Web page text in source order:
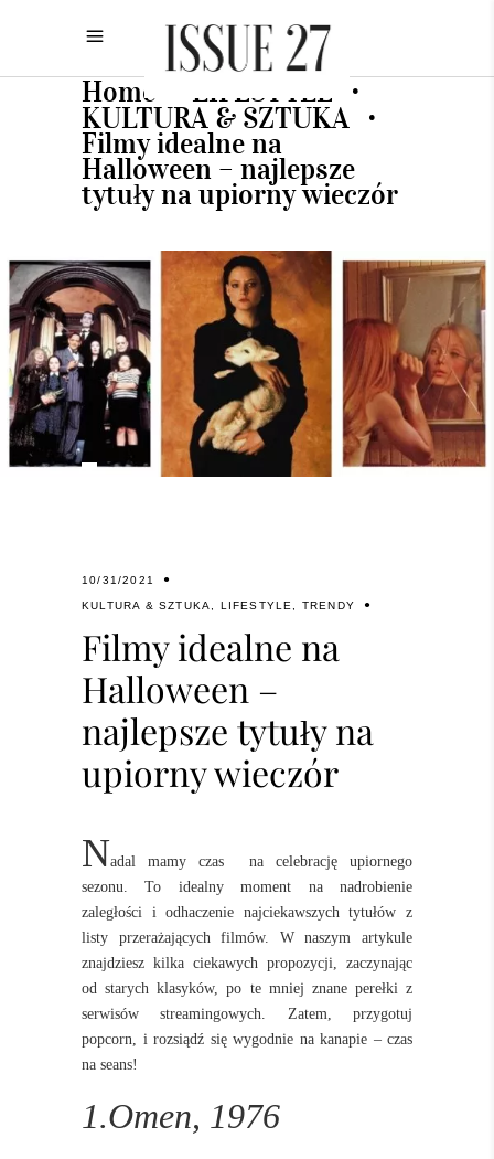
Home LIFESTYLE •
KULTURA & SZTUKA •
Filmy idealne na
Halloween – najlepsze
tytuły na upiorny wieczór
10/31/2021
KULTURA & SZTUKA, LIFESTYLE, TRENDY
Filmy idealne na
Halloween –
najlepsze tytuły na
upiorny wieczór
Nadal mamy czas na celebrację upiornego
sezonu. To idealny moment na nadrobienie
zaległości i odhaczenie najciekawszych tytułów z
listy przerażających filmów. W naszym artykule
znajdziesz kilka ciekawych propozycji, zaczynając
od starych klasyków, po te mniej znane perełki z
serwisów streamingowych. Zatem, przygotuj
popcorn, i rozsiądź się wygodnie na kanapie – czas
na seans!
1.Omen, 1976